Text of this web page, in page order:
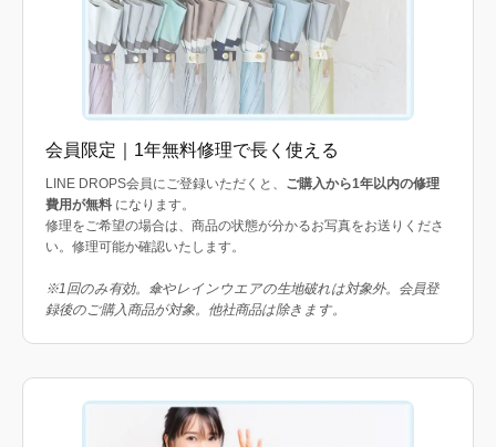
会員限定｜1年無料修理で長く使える
LINE DROPS会員にご登録いただくと、 ご購入から1年以内の修理
費用が無料 になります。
修理をご希望の場合は、商品の状態が分かるお写真をお送りくださ
い。修理可能か確認いたします。
※1回のみ有効。傘やレインウエアの生地破れは対象外。会員登
録後のご購入商品が対象。他社商品は除きます。